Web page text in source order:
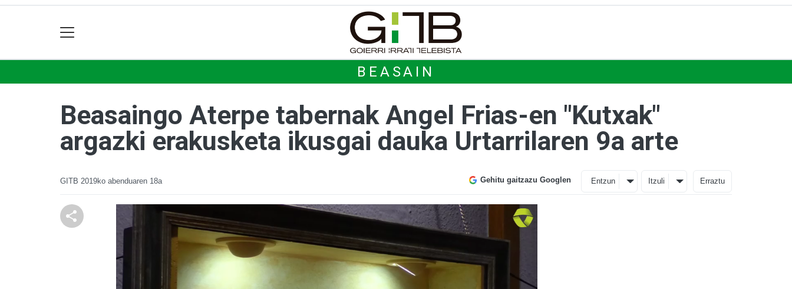
BEASAIN
Beasaingo Aterpe tabernak Angel Frias-en "Kutxak"
argazki erakusketa ikusgai dauka Urtarrilaren 9a arte
GITB 2019ko abenduaren 18a Gehitu gaitzazu Googlen Entzun Itzuli Erraztu